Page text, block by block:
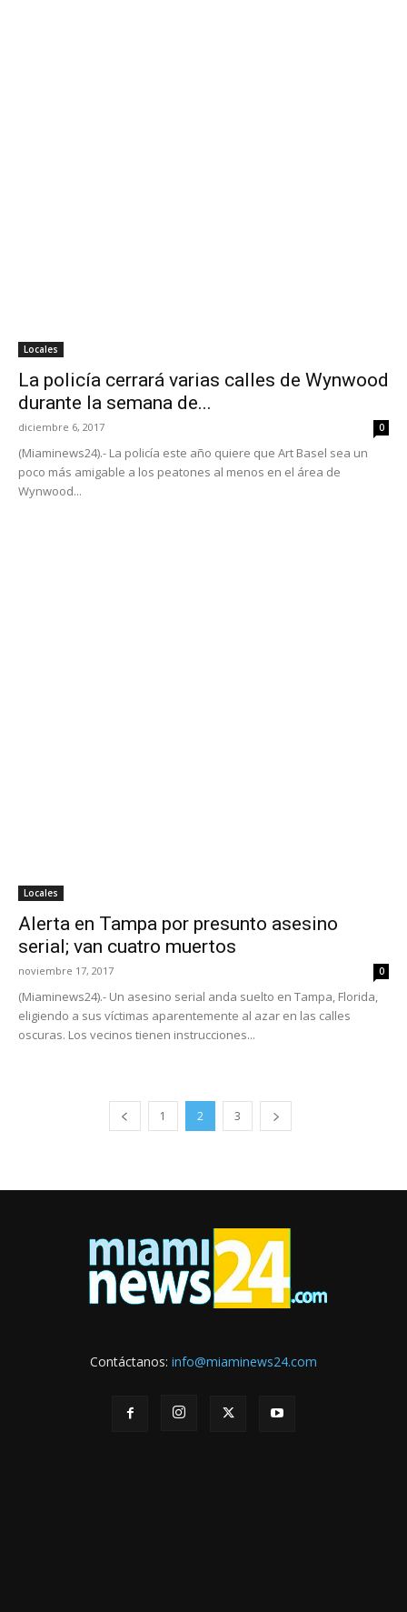
Locales
La policía cerrará varias calles de Wynwood
durante la semana de...
diciembre 6, 2017 0
(Miaminews24).- La policía este año quiere que Art Basel sea un
poco más amigable a los peatones al menos en el área de
Wynwood...
Locales
Alerta en Tampa por presunto asesino
serial; van cuatro muertos
noviembre 17, 2017 0
(Miaminews24).- Un asesino serial anda suelto en Tampa, Florida,
eligiendo a sus víctimas aparentemente al azar en las calles
oscuras. Los vecinos tienen instrucciones...
1 2 3
Contáctanos: info@miaminews24.com